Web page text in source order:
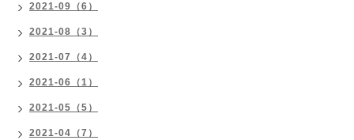
2021-09（6）
2021-08（3）
2021-07（4）
2021-06（1）
2021-05（5）
2021-04（7）